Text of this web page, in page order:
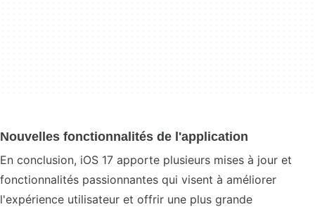
Nouvelles fonctionnalités de l'application
En conclusion, iOS 17 apporte plusieurs mises à jour et
fonctionnalités passionnantes qui visent à améliorer
l'expérience utilisateur et offrir une plus grande